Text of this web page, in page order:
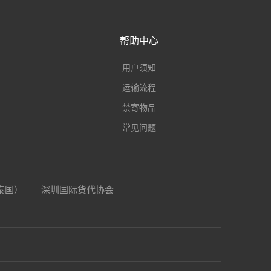
帮助中心
用户须知
运输流程
禁寄物品
常见问题
） 深圳国际货代协会